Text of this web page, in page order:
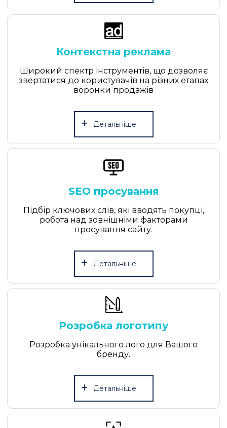
Контекстна реклама
Широкий спектр інструментів, що дозволяє
звертатися до користувачів на різних етапах
воронки продажів
Детальніше
SEO просування
Підбір ключових слів, які вводять покупці,
робота над зовнішніми факторами
просування сайту.
Детальніше
Розробка логотипу
Розробка унікального лого для Вашого
бренду.
Детальніше
ім'я